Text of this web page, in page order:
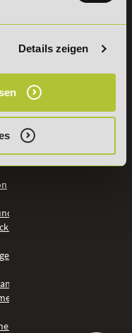
Details zeigen